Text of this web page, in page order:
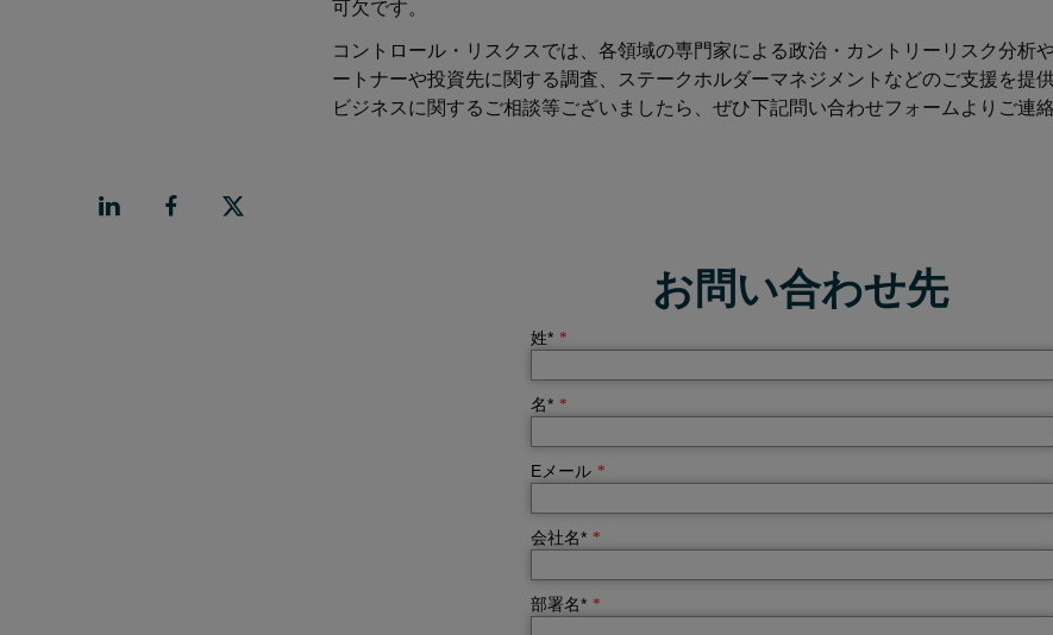
可欠です。
コントロール・リスクスでは、各領域の専門家による政治・カントリーリスク分析
ートナーや投資先に関する調査、ステークホルダーマネジメントなどのご支援を提
ビジネスに関するご相談等ございましたら、ぜひ下記問い合わせフォームよりご連絡
お問い合わせ先
姓* *
名* *
Eメール *
会社名* *
部署名* *